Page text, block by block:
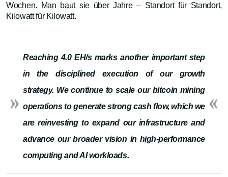
Wochen. Man baut sie über Jahre – Standort für Standort,
Kilowatt für Kilowatt.
Reaching 4.0 EH/s marks another important step
in the disciplined execution of our growth
strategy. We continue to scale our bitcoin mining
operations to generate strong cash flow, which we
are reinvesting to expand our infrastructure and
advance our broader vision in high-performance
computing and AI workloads.